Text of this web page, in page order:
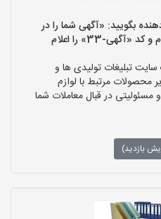
بگویید: «آگهی شما را در
سایت «لوازم اداری ها» دیده ام و کد «آگهی-33» را اعلام
تبلیغات تولیدی ها و
محصولات مرتبط با لوازم
در قبال معاملات شما
بازدید)